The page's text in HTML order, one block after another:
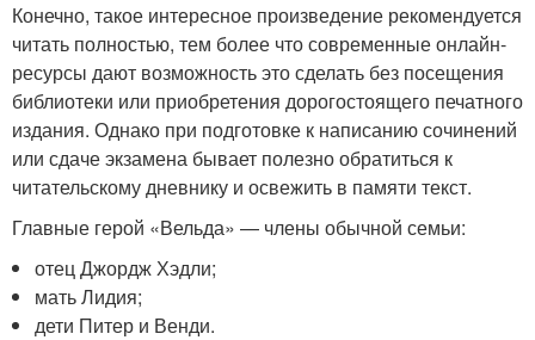
Конечно, такое интересное произведение рекомендуется
читать полностью, тем более что современные онлайн-
ресурсы дают возможность это сделать без посещения
библиотеки или приобретения дорогостоящего печатного
издания. Однако при подготовке к написанию сочинений
или сдаче экзамена бывает полезно обратиться к
читательскому дневнику и освежить в памяти текст.
Главные герой «Вельда» — члены обычной семьи:
отец Джордж Хэдли;
мать Лидия;
дети Питер и Венди.